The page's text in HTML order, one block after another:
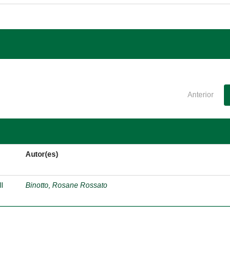
Anterior
Autor(es)
Binotto, Rosane Rossato